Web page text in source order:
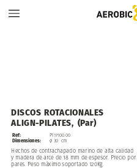
Ref:
Dimensiones:
PI17100.00
ø 30 cm
Hechos de contrachapado marino de alta calidad
y madera de arce de 18 mm de espesor. Precio por
pares. Peso máximo soportado 120Kg.
DISCOS ROTACIONALES
ALIGN-PILATES, (Par)